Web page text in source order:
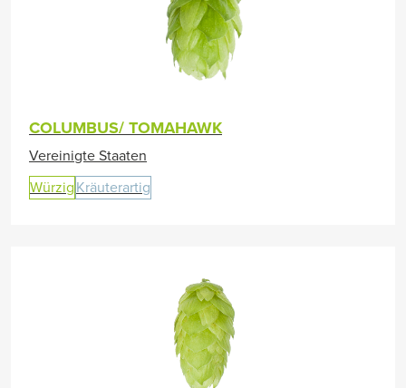
COLUMBUS/ TOMAHAWK
Vereinigte Staaten
Würzig Kräuterartig